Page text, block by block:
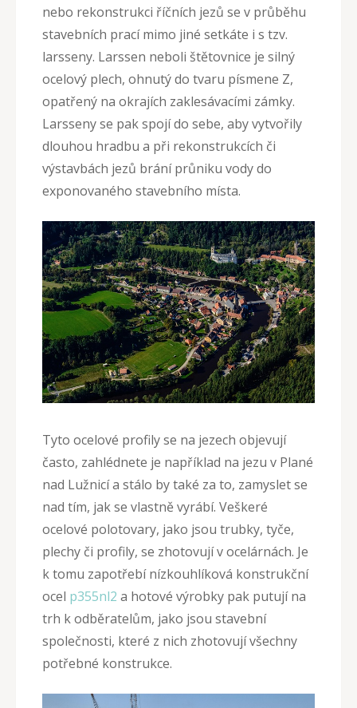
nebo rekonstrukci říčních jezů se v průběhu
stavebních prací mimo jiné setkáte i s tzv.
larsseny. Larssen neboli štětovnice je silný
ocelový plech, ohnutý do tvaru písmene Z,
opatřený na okrajích zaklesávacími zámky.
Larsseny se pak spojí do sebe, aby vytvořily
dlouhou hradbu a při rekonstrukcích či
výstavbách jezů brání průniku vody do
exponovaného stavebního místa.
Tyto ocelové profily se na jezech objevují
často, zahlédnete je například na jezu v Plané
nad Lužnicí a stálo by také za to, zamyslet se
nad tím, jak se vlastně vyrábí. Veškeré
ocelové polotovary, jako jsou trubky, tyče,
plechy či profily, se zhotovují v ocelárnách. Je
k tomu zapotřebí nízkouhlíková konstrukční
ocel p355nl2 a hotové výrobky pak putují na
trh k odběratelům, jako jsou stavební
společnosti, které z nich zhotovují všechny
potřebné konstrukce.